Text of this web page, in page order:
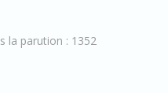
la parution : 1352